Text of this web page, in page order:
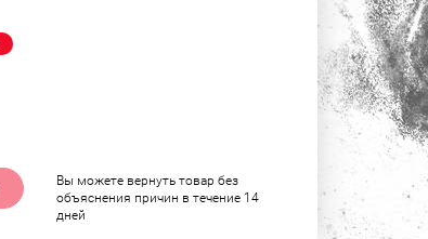
Вы можете вернуть товар без
объяснения причин в течение 14
дней